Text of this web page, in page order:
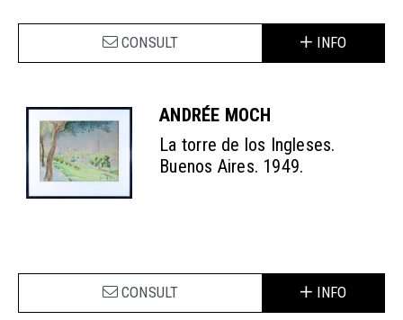
CONSULT INFO
ANDRÉE MOCH
La torre de los Ingleses.
Buenos Aires. 1949.
CONSULT INFO